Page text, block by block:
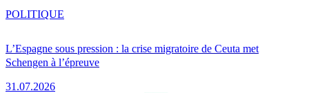
L’Espagne sous pression : la crise migratoire de Ceuta met
Schengen à l’épreuve
31.07.2026
POLITIQUE